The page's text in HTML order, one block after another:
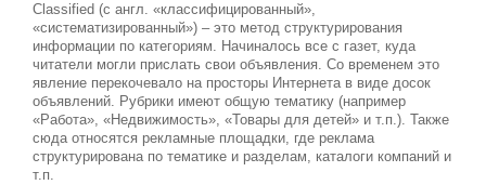
Classified (с англ. «классифицированный»,
«систематизированный») – это метод структурирования
информации по категориям. Начиналось все с газет, куда
читатели могли прислать свои объявления. Со временем это
явление перекочевало на просторы Интернета в виде досок
объявлений. Рубрики имеют общую тематику (например
«Работа», «Недвижимость», «Товары для детей» и т.п.). Также
сюда относятся рекламные площадки, где реклама
структурирована по тематике и разделам, каталоги компаний и
т.п.